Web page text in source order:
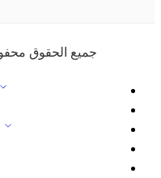
جميع الحقوق